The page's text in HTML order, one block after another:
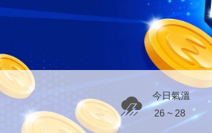
今日氣溫
26 ~ 28